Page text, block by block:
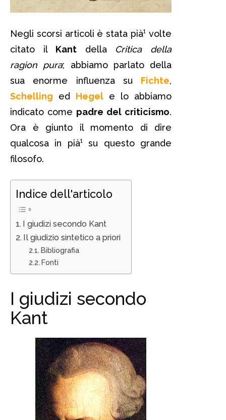
Negli scorsi articoli è stata pià¹ volte
citato il Kant della Critica della
ragion pura; abbiamo parlato della
sua enorme influenza su Fichte,
Schelling ed Hegel e lo abbiamo
indicato come padre del criticismo.
Ora è giunto il momento di dire
qualcosa in pià¹ su questo grande
filosofo.
Indice dell'articolo
I giudizi secondo Kant
Il giudizio sintetico a priori
Bibliografia
Fonti
I giudizi secondo
Kant